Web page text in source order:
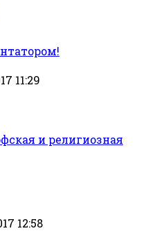
11:29
и религиозная
12:58